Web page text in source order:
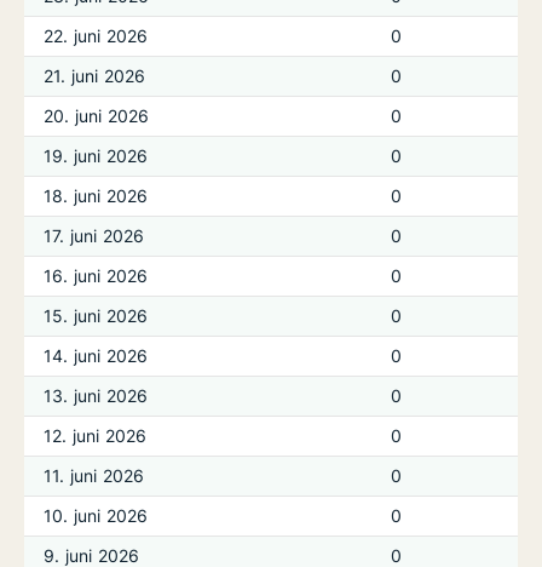
22. juni 2026
0
21. juni 2026
0
20. juni 2026
0
19. juni 2026
0
18. juni 2026
0
17. juni 2026
0
16. juni 2026
0
15. juni 2026
0
14. juni 2026
0
13. juni 2026
0
12. juni 2026
0
11. juni 2026
0
10. juni 2026
0
9. juni 2026
0